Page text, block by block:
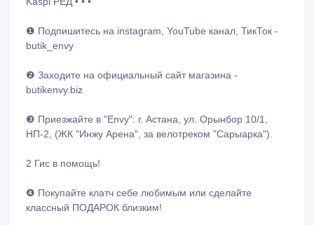
butik_envy
butikenvy.biz
НП-2, (ЖК "Инжу Арена", за велотреком "Сарыарка").
классный ПОДАРОК близким!